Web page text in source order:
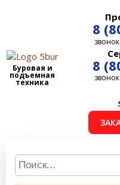
Буровая и
подъемная
техника
8
8